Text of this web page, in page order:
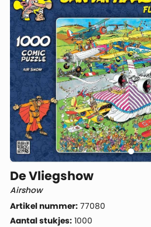
De Vliegshow
Airshow
Artikel nummer: 77080
Aantal stukjes: 1000